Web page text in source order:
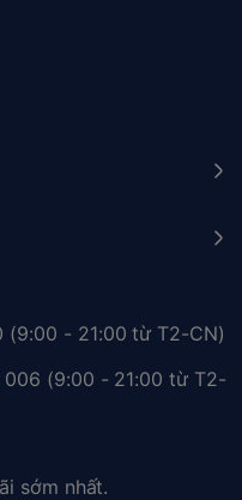
(9:00 - 21:00 từ T2-CN)
006 (9:00 - 21:00 từ T2-
sớm nhất.